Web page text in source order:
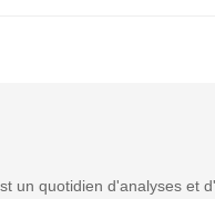
un quotidien d'analyses et